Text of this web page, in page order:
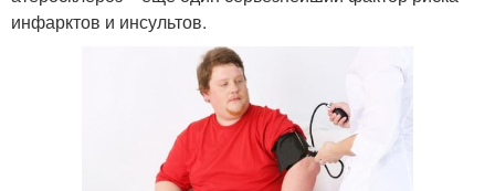
инфарктов и инсультов.